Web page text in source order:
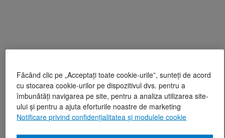
Făcând clic pe „Acceptați toate cookie-urile”, sunteți de acord
cu stocarea cookie-urilor pe dispozitivul dvs. pentru a
îmbunătăți navigarea pe site, pentru a analiza utilizarea site-
ului și pentru a ajuta eforturile noastre de marketing
Notificare privind confidențialitatea și modulele cookie